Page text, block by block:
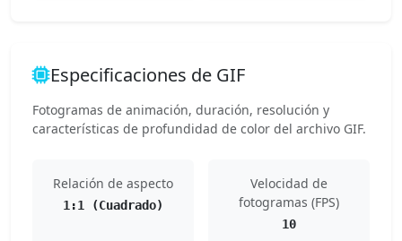
Especificaciones de GIF
Fotogramas de animación, duración, resolución y
características de profundidad de color del archivo GIF.
Relación de aspecto
1:1 (Cuadrado)
Velocidad de
fotogramas (FPS)
10